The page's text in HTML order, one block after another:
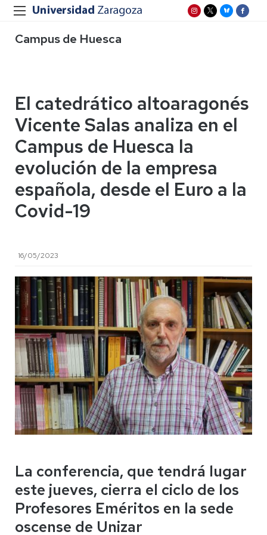
Campus de Huesca
El catedrático altoaragonés
Vicente Salas analiza en el
Campus de Huesca la
evolución de la empresa
española, desde el Euro a la
Covid-19
16/05/2023
La conferencia, que tendrá lugar
este jueves, cierra el ciclo de los
Profesores Eméritos en la sede
oscense de Unizar